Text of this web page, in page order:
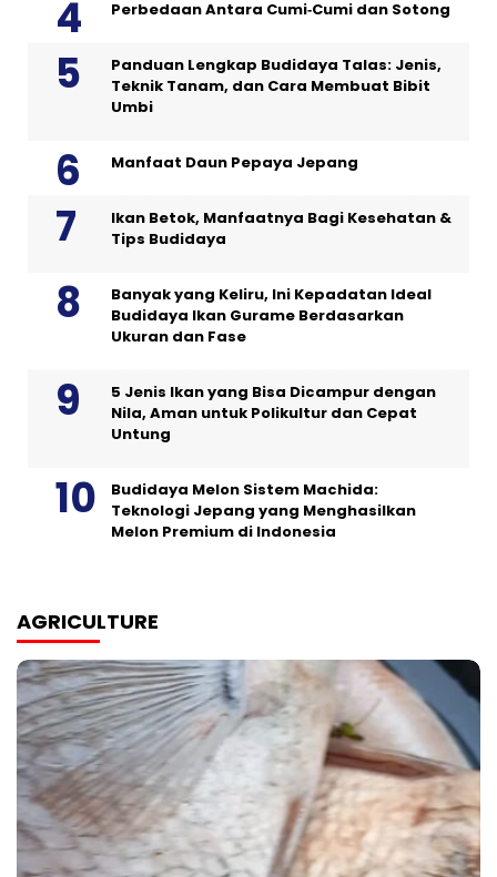
Perbedaan Antara Cumi‑Cumi dan Sotong
Panduan Lengkap Budidaya Talas: Jenis,
Teknik Tanam, dan Cara Membuat Bibit
Umbi
Manfaat Daun Pepaya Jepang
Ikan Betok, Manfaatnya Bagi Kesehatan &
Tips Budidaya
Banyak yang Keliru, Ini Kepadatan Ideal
Budidaya Ikan Gurame Berdasarkan
Ukuran dan Fase
5 Jenis Ikan yang Bisa Dicampur dengan
Nila, Aman untuk Polikultur dan Cepat
Untung
Budidaya Melon Sistem Machida:
Teknologi Jepang yang Menghasilkan
Melon Premium di Indonesia
AGRICULTURE